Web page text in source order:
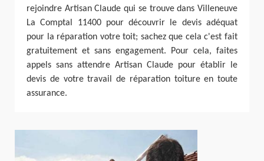
rejoindre Artisan Claude qui se trouve dans Villeneuve
La Comptal 11400 pour découvrir le devis adéquat
pour la réparation votre toit; sachez que cela c'est fait
gratuitement et sans engagement. Pour cela, faites
appels sans attendre Artisan Claude pour établir le
devis de votre travail de réparation toiture en toute
assurance.